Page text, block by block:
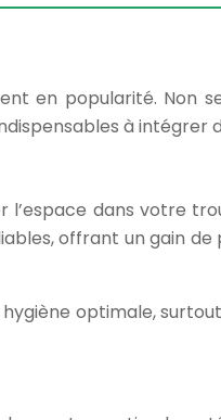
en popularité. Non
à intégrer
dans votre
offrant un gain
optimale,